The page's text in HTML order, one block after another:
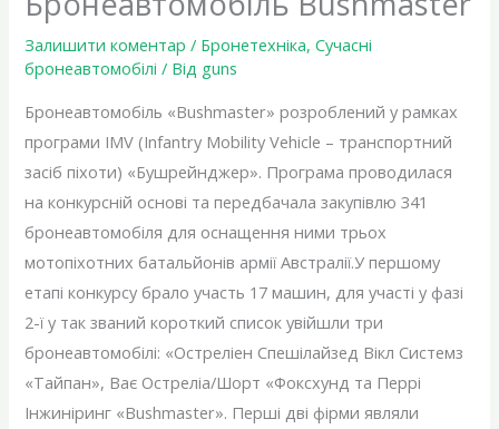
Залишити коментар / Бронетехніка,Сучасні
бронеавтомобілі / Від guns
Бронеавтомобіль «Bushmaster» розроблений у рамках
програми IMV (Infantry Mobility Vehicle – транспортний
засіб піхоти) «Бушрейнджер». Програма проводилася
на конкурсній основі та передбачала закупівлю 341
бронеавтомобіля для оснащення ними трьох
мотопіхотних батальйонів армії Австралії.У першому
етапі конкурсу брало участь 17 машин, для участі у фазі
2-ї у так званий короткий список увійшли три
бронеавтомобілі: «Остреліен Спешілайзед Вікл Системз
«Тайпан», Ває Остреліа/Шорт «Фоксхунд та Перрі
Інжиніринг «Bushmaster». Перші дві фірми являли